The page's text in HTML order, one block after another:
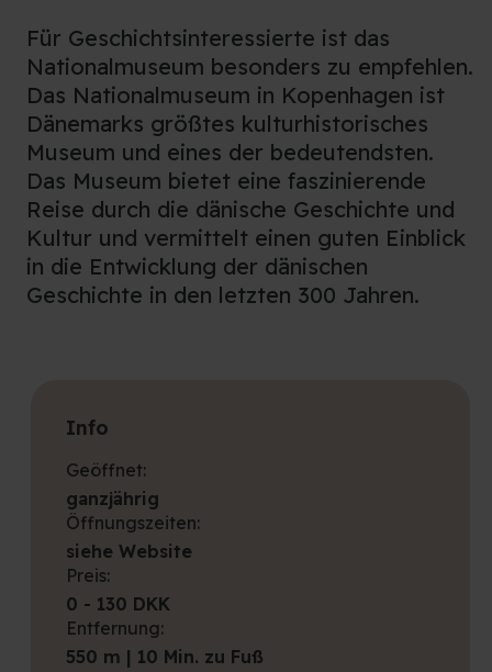
Für Geschichtsinteressierte ist das
Nationalmuseum besonders zu empfehlen.
Das Nationalmuseum in Kopenhagen ist
Dänemarks größtes kulturhistorisches
Museum und eines der bedeutendsten.
Das Museum bietet eine faszinierende
Reise durch die dänische Geschichte und
Kultur und vermittelt einen guten Einblick
in die Entwicklung der dänischen
Geschichte in den letzten 300 Jahren.
Info
Geöffnet:
ganzjährig
Öffnungszeiten:
siehe Website
Preis:
0 - 130 DKK
Entfernung:
550 m | 10 Min. zu Fuß